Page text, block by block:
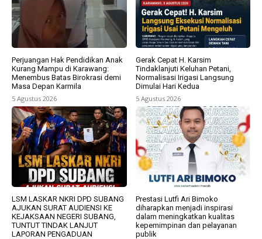
Perjuangan Hak Pendidikan Anak
Kurang Mampu di Karawang:
Menembus Batas Birokrasi demi
Masa Depan Karmila
5 Agustus 2026
Gerak Cepat H. Karsim
Tindaklanjuti Keluhan Petani,
Normalisasi Irigasi Langsung
Dimulai Hari Kedua
5 Agustus 2026
LSM LASKAR NKRI DPD SUBANG
AJUKAN SURAT AUDIENSI KE
KEJAKSAAN NEGERI SUBANG,
TUNTUT TINDAK LANJUT
LAPORAN PENGADUAN
Prestasi Lutfi Ari Bimoko
diharapkan menjadi inspirasi
dalam meningkatkan kualitas
kepemimpinan dan pelayanan
publik